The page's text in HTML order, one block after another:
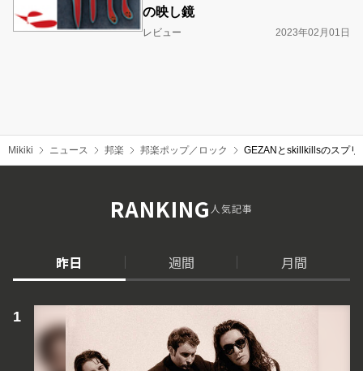
の映し鏡
レビュー 2023年02月01日
Mikiki ニュース 邦楽 邦楽ポップ／ロック GEZANとskillkillsのスプ
RANKING人気記事
昨日 週間 月間